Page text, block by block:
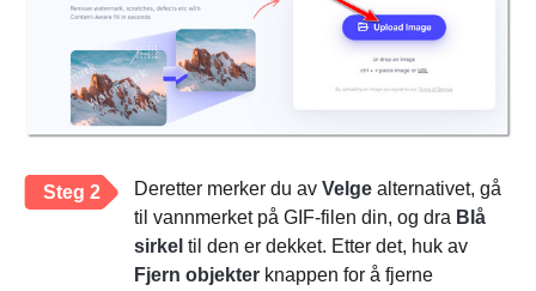
Steg 2 Deretter merker du av Velge alternativet, gå
til vannmerket på GIF-filen din, og dra Blå
sirkel til den er dekket. Etter det, huk av
Fjern objekter knappen for å fjerne